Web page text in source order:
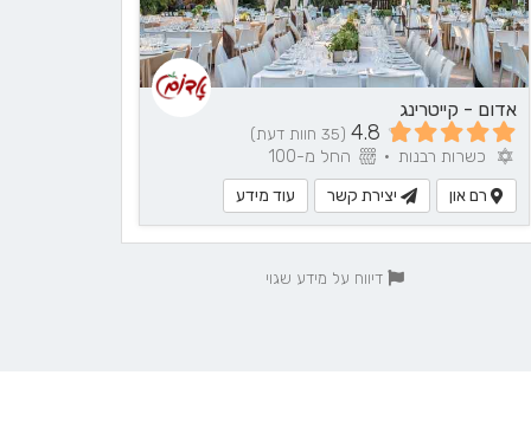
אדום - קייטרינג
4.8 (35 חוות דעת)
כשרות רבנות •
החל מ-100
רם און
יצירת קשר עוד מידע
דיווח על מידע שגוי